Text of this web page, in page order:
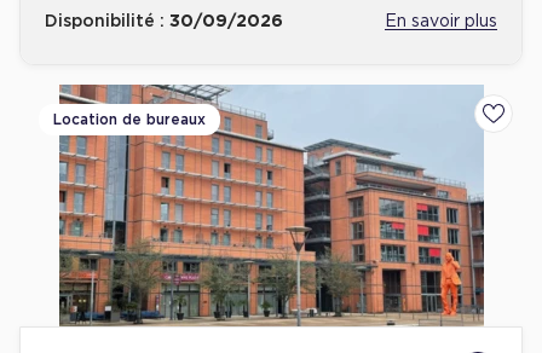
Disponibilité : 30/09/2026 En savoir plus
Location de bureaux